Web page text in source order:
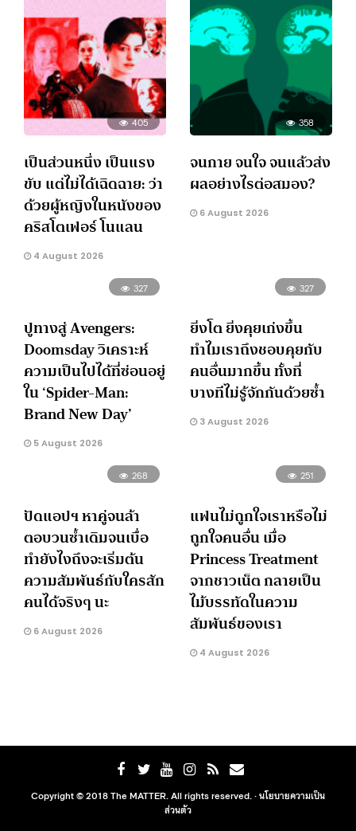
405
เป็นส่วนหนึ่ง เป็นแรง
ขับ แต่ไม่ได้เฉิดฉาย: ว่า
ด้วยผู้หญิงในหนังของ
คริสโตเฟอร์ โนแลน
4 August 2026
358
จนกาย จนใจ จนแล้วส่ง
ผลอย่างไรต่อสมอง?
6 August 2026
327
ปูทางสู่ Avengers:
Doomsday วิเคราะห์
ความเป็นไปได้ที่ซ่อนอยู่
ใน ‘Spider-Man:
Brand New Day’
5 August 2026
327
ยิ่งโต ยิ่งคุยเก่งขึ้น
ทำไมเราถึงชอบคุยกับ
คนอื่นมากขึ้น ทั้งที่
บางทีไม่รู้จักกันด้วยซ้ำ
3 August 2026
268
ปัดแอปฯ หาคู่จนล้า
ตอบวนซ้ำเดิมจนเบื่อ
ทำยังไงถึงจะเริ่มต้น
ความสัมพันธ์กับใครสัก
คนได้จริงๆ นะ
6 August 2026
251
แฟนไม่ถูกใจเราหรือไม่
ถูกใจคนอื่น เมื่อ
Princess Treatment
จากชาวเน็ต กลายเป็น
ไม้บรรทัดในความ
สัมพันธ์ของเรา
4 August 2026
Copyright © 2018 The MATTER. All rights reserved. ·นโยบายความเป็น
ส่วนตัว